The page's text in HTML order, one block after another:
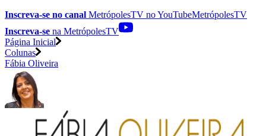
Inscreva-se no canal MetrópolesTV noYouTubeMetrópolesTV
Inscreva-se na MetrópolesTV
Página Inicial
Colunas
Fábia Oliveira